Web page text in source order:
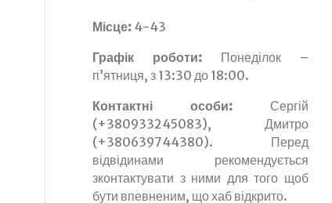
Місце: 4-43
Графік роботи: Понеділок –
п’ятниця, з 13:30 до 18:00.
Контактні особи: Сергій
(+380933245083), Дмитро
(+380639744380). Перед
відвідинами рекомендується
зконтактувати з ними для того щоб
бути впевненим, що хаб відкрито.